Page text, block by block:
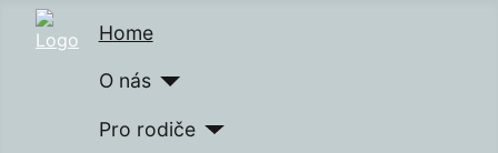
Home
O nás
Pro rodiče